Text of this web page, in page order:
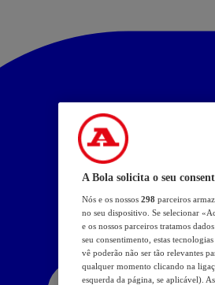
A Bola solicita o seu
Nós e os nossos 298 parceiros
no seu dispositivo. Se selecionar
e os nossos parceiros tratamos
seu consentimento, estas
vê poderão não ser tão relevantes
qualquer momento clicando na
esquerda da página, se aplicável).